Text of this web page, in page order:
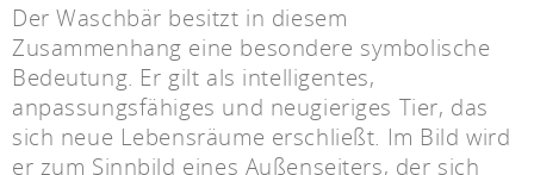
Der Waschbär besitzt in diesem
Zusammenhang eine besondere symbolische
Bedeutung. Er gilt als intelligentes,
anpassungsfähiges und neugieriges Tier, das
sich neue Lebensräume erschließt. Im Bild wird
er zum Sinnbild eines Außenseiters, der sich